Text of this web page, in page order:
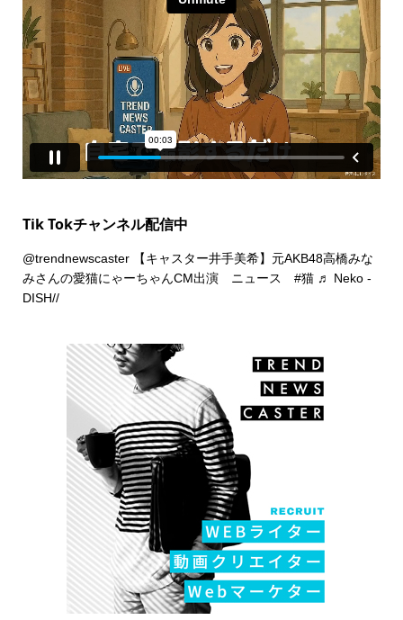
Tik Tokチャンネル配信中
@trendnewscaster【キャスター井手美希】元AKB48高橋みな
みさんの愛猫にゃーちゃんCM出演 ニュース #猫 ♬ Neko -
DISH//